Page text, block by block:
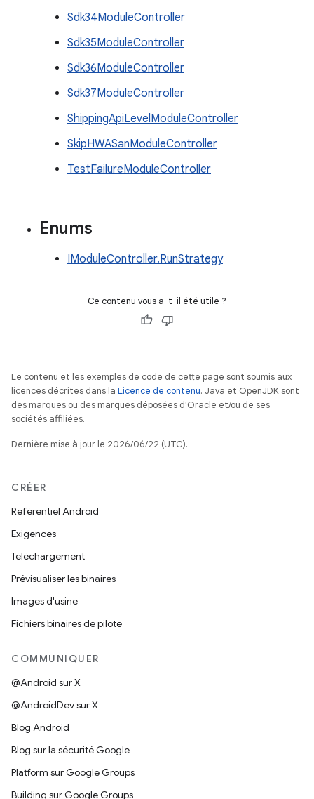
Sdk34ModuleController
Sdk35ModuleController
Sdk36ModuleController
Sdk37ModuleController
ShippingApiLevelModuleController
SkipHWASanModuleController
TestFailureModuleController
Enums
IModuleController.RunStrategy
Ce contenu vous a-t-il été utile ?
Le contenu et les exemples de code de cette page sont soumis aux
licences décrites dans la Licence de contenu. Java et OpenJDK sont
des marques ou des marques déposées d'Oracle et/ou de ses
sociétés affiliées.
Dernière mise à jour le 2026/06/22 (UTC).
CRÉER
Référentiel Android
Exigences
Téléchargement
Prévisualiser les binaires
Images d'usine
Fichiers binaires de pilote
COMMUNIQUER
@Android sur X
@AndroidDev sur X
Blog Android
Blog sur la sécurité Google
Platform sur Google Groups
Building sur Google Groups